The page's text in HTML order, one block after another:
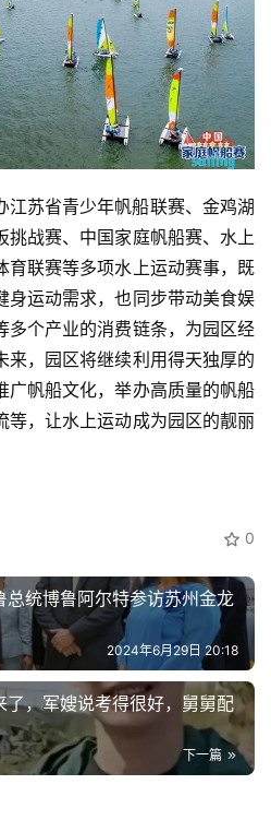
江苏省青少年帆船联赛、金鸡湖
挑战赛、中国家庭帆船赛、水上
育联赛等多项水上运动赛事，既
身运动需求，也同步带动美食娱
多个产业的消费链条，为园区经
来，园区将继续利用得天独厚的
广帆船文化，举办高质量的帆船
等，让水上运动成为园区的靓丽
0
总统博鲁阿尔特参访苏州金龙
2024年6月29日 20:18
，军嫂说考得很好，舅舅配
下一篇